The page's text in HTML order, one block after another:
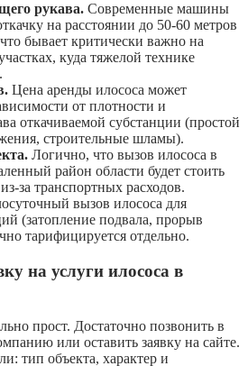
рукава. Современные машины
на расстоянии до 50-60 метров
бывает критически важно на
куда тяжелой технике
Цена аренды илососа может
от плотности и
откачиваемой субстанции (простой
строительные шламы).
Логично, что вызов илососа в
район области будет стоить
за транспортных расходов.
вызов илососа для
(затопление подвала, прорыв
тарифицируется отдельно.
на услуги илососа в
прост. Достаточно позвонить в
или оставить заявку на сайте.
тип объекта, характер и